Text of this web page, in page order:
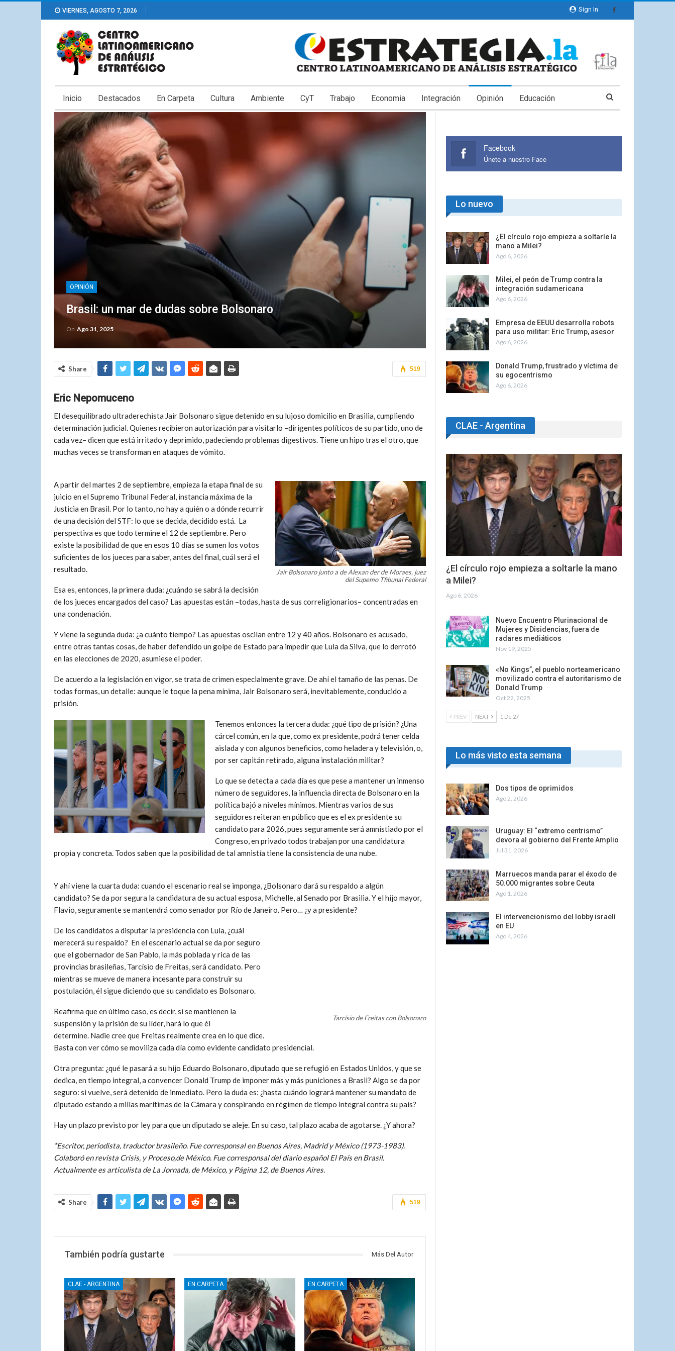
Sign In
VIERNES, AGOSTO 7, 2026
Inicio Destacados En Carpeta Cultura Ambiente CyT Trabajo Economia Integración Opinión Educación
OPINIÓN
Brasil: un mar de dudas sobre Bolsonaro
On Ago 31, 2025
519
Share
Eric Nepomuceno
El desequilibrado ultraderechista Jair Bolsonaro sigue detenido en su lujoso domicilio en Brasilia, cumpliendo
determinación judicial. Quienes recibieron autorización para visitarlo –dirigentes políticos de su partido, uno de
cada vez– dicen que está irritado y deprimido, padeciendo problemas digestivos. Tiene un hipo tras el otro, que
muchas veces se transforman en ataques de vómito.
Jair Bolsonaro junto a de Alexan der de Moraes, juez
del Supemo Tfibunal Federal
A partir del martes 2 de septiembre, empieza la etapa final de su
juicio en el Supremo Tribunal Federal, instancia máxima de la
Justicia en Brasil. Por lo tanto, no hay a quién o a dónde recurrir
de una decisión del STF: lo que se decida, decidido está. La
perspectiva es que todo termine el 12 de septiembre. Pero
existe la posibilidad de que en esos 10 días se sumen los votos
suficientes de los jueces para saber, antes del final, cuál será el
resultado.
Esa es, entonces, la primera duda: ¿cuándo se sabrá la decisión
de los jueces encargados del caso? Las apuestas están –todas, hasta de sus correligionarios– concentradas en
una condenación.
Y viene la segunda duda: ¿a cuánto tiempo? Las apuestas oscilan entre 12 y 40 años. Bolsonaro es acusado,
entre otras tantas cosas, de haber defendido un golpe de Estado para impedir que Lula da Silva, que lo derrotó
en las elecciones de 2020, asumiese el poder.
De acuerdo a la legislación en vigor, se trata de crimen especialmente grave. De ahí el tamaño de las penas. De
todas formas, un detalle: aunque le toque la pena mínima, Jair Bolsonaro será, inevitablemente, conducido a
prisión.
Tenemos entonces la tercera duda: ¿qué tipo de prisión? ¿Una
cárcel común, en la que, como ex presidente, podrá tener celda
aislada y con algunos beneficios, como heladera y televisión, o,
por ser capitán retirado, alguna instalación militar?
Lo que se detecta a cada día es que pese a mantener un inmenso
número de seguidores, la influencia directa de Bolsonaro en la
política bajó a niveles mínimos. Mientras varios de sus
seguidores reiteran en público que es el ex presidente su
candidato para 2026, pues seguramente será amnistiado por el
Congreso, en privado todos trabajan por una candidatura
propia y concreta. Todos saben que la posibilidad de tal amnistía tiene la consistencia de una nube.
Y ahí viene la cuarta duda: cuando el escenario real se imponga, ¿Bolsonaro dará su respaldo a algún
candidato? Se da por segura la candidatura de su actual esposa, Michelle, al Senado por Brasilia. Y el hijo mayor,
Flavio, seguramente se mantendrá como senador por Río de Janeiro. Pero… ¿y a presidente?
Tarcísio de Freitas con Bolsonaro
De los candidatos a disputar la presidencia con Lula, ¿cuál
merecerá su respaldo? En el escenario actual se da por seguro
que el gobernador de San Pablo, la más poblada y rica de las
provincias brasileñas, Tarcísio de Freitas, será candidato. Pero
mientras se mueve de manera incesante para construir su
postulación, él sigue diciendo que su candidato es Bolsonaro.
Reafirma que en último caso, es decir, si se mantienen la
suspensión y la prisión de su líder, hará lo que él
determine. Nadie cree que Freitas realmente crea en lo que dice.
Basta con ver cómo se moviliza cada día como evidente candidato presidencial.
Otra pregunta: ¿qué le pasará a su hijo Eduardo Bolsonaro, diputado que se refugió en Estados Unidos, y que se
dedica, en tiempo integral, a convencer Donald Trump de imponer más y más puniciones a Brasil? Algo se da por
seguro: si vuelve, será detenido de inmediato. Pero la duda es: ¿hasta cuándo logrará mantener su mandato de
diputado estando a millas marítimas de la Cámara y conspirando en régimen de tiempo integral contra su país?
Hay un plazo previsto por ley para que un diputado se aleje. En su caso, tal plazo acaba de agotarse. ¿Y ahora?
*Escritor, periodista, traductor brasileño. Fue corresponsal en Buenos Aires, Madrid y México (1973-1983).
Colaboró en revista Crisis, y Proceso,de México. Fue corresponsal del diario español El País en Brasil.
Actualmente es articulista de La Jornada, de México, y Página 12, de Buenos Aires.
519
Share
También podría gustarte Más Del Autor
CLAE - ARGENTINA EN CARPETA EN CARPETA
Facebook
Únete a nuestro Face
Lo nuevo
¿El círculo rojo empieza a soltarle la
mano a Milei?
Ago 6, 2026
Milei, el peón de Trump contra la
integración sudamericana
Ago 6, 2026
Empresa de EEUU desarrolla robots
para uso militar: Eric Trump, asesor
Ago 6, 2026
Donald Trump, frustrado y víctima de
su egocentrismo
Ago 6, 2026
CLAE - Argentina
¿El círculo rojo empieza a soltarle la mano
a Milei?
Ago 6, 2026
Nuevo Encuentro Plurinacional de
Mujeres y Disidencias, fuera de
radares mediáticos
Nov 19, 2025
«No Kings”, el pueblo norteamericano
movilizado contra el autoritarismo de
Donald Trump
Oct 22, 2025
PREV NEXT 1 De 27
Lo más visto esta semana
Dos tipos de oprimidos
Ago 2, 2026
Uruguay: El “extremo centrismo”
devora al gobierno del Frente Amplio
Jul 31, 2026
Marruecos manda parar el éxodo de
50.000 migrantes sobre Ceuta
Ago 1, 2026
El intervencionismo del lobby israelí
en EU
Ago 4, 2026